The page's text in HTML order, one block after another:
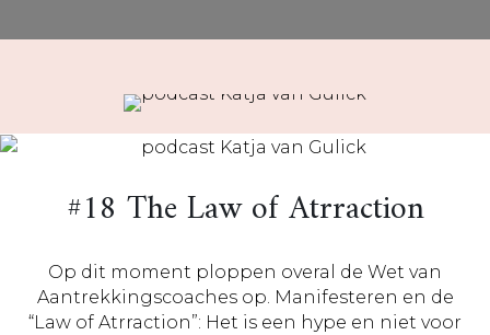
#18 The Law of Atrraction
Op dit moment ploppen overal de Wet van
Aantrekkingscoaches op. Manifesteren en de
“Law of Atrraction”: Het is een hype en niet voor